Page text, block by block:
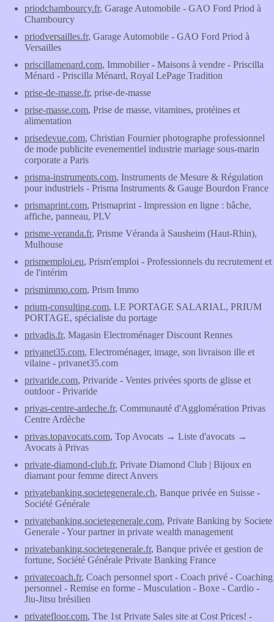
priodchambourcy.fr, Garage Automobile - GAO Ford Priod à
Chambourcy
priodversailles.fr, Garage Automobile - GAO Ford Priod à
Versailles
priscillamenard.com, Immobilier - Maisons à vendre - Priscilla
Ménard - Priscilla Ménard, Royal LePage Tradition
prise-de-masse.fr, prise-de-masse
prise-masse.com, Prise de masse, vitamines, protéines et
alimentation
prisedevue.com, Christian Fournier photographe professionnel
de mode publicite evenementiel industrie mariage sous-marin
corporate a Paris
prisma-instruments.com, Instruments de Mesure & Régulation
pour industriels - Prisma Instruments & Gauge Bourdon France
prismaprint.com, Prismaprint - Impression en ligne : bâche,
affiche, panneau, PLV
prisme-veranda.fr, Prisme Véranda à Sausheim (Haut-Rhin),
Mulhouse
prismemploi.eu, Prism'emploi - Professionnels du recrutement et
de l'intérim
prismimmo.com, Prism Immo
prium-consulting.com, LE PORTAGE SALARIAL, PRIUM
PORTAGE, spécialiste du portage
privadis.fr, Magasin Electroménager Discount Rennes
privanet35.com, Electroménager, image, son livraison ille et
vilaine - privanet35.com
privaride.com, Privaride - Ventes privées sports de glisse et
outdoor - Privaride
privas-centre-ardeche.fr, Communauté d'Agglomération Privas
Centre Ardèche
privas.topavocats.com, Top Avocats → Liste d'avocats →
Avocats à Privas
private-diamond-club.fr, Private Diamond Club | Bijoux en
diamant pour femme direct Anvers
privatebanking.societegenerale.ch, Banque privée en Suisse -
Société Générale
privatebanking.societegenerale.com, Private Banking by Societe
Generale - Your partner in private wealth management
privatebanking.societegenerale.fr, Banque privée et gestion de
fortune, Société Générale Private Banking France
privatecoach.fr, Coach personnel sport - Coach privé - Coaching
personnel - Remise en forme - Musculation - Boxe - Cardio -
Jiu-Jitsu brésilien
privatefloor.com, The 1st Private Sales site at Cost Prices! -